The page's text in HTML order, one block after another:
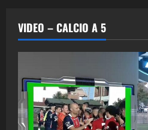
VIDEO – CALCIO A 5